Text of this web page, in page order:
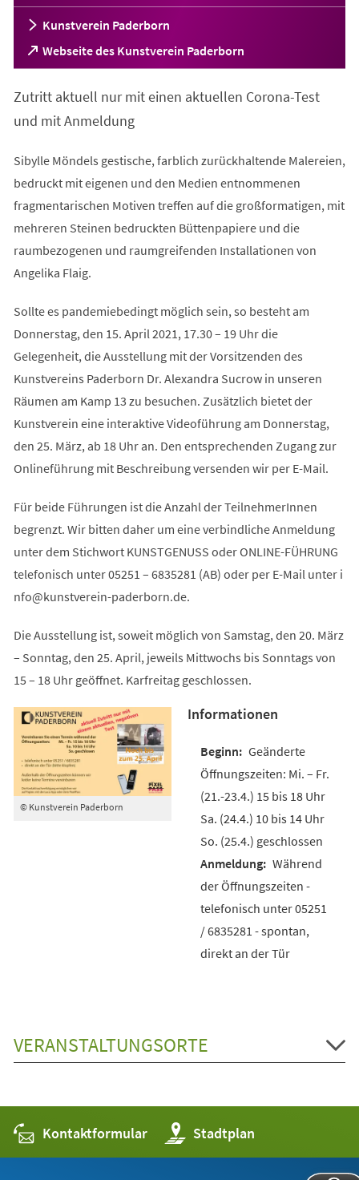
Kunstverein Paderborn
Webseite des Kunstverein Paderborn
(Öffnet
in
neuen
Tab)
Zutritt aktuell nur mit einen aktuellen Corona-Test
und mit Anmeldung
Sibylle Möndels gestische, farblich zurückhaltende Malereien,
bedruckt mit eigenen und den Medien entnommenen
fragmentarischen Motiven treffen auf die großformatigen, mit
mehreren Steinen bedruckten Büttenpapiere und die
raumbezogenen und raumgreifenden Installationen von
Angelika Flaig.
Sollte es pandemiebedingt möglich sein, so besteht am
Donnerstag, den 15. April 2021, 17.30 – 19 Uhr die
Gelegenheit, die Ausstellung mit der Vorsitzenden des
Kunstvereins Paderborn Dr. Alexandra Sucrow in unseren
Räumen am Kamp 13 zu besuchen. Zusätzlich bietet der
Kunstverein eine interaktive Videoführung am Donnerstag,
den 25. März, ab 18 Uhr an. Den entsprechenden Zugang zur
Onlineführung mit Beschreibung versenden wir per E-Mail.
Für beide Führungen ist die Anzahl der TeilnehmerInnen
begrenzt. Wir bitten daher um eine verbindliche Anmeldung
unter dem Stichwort KUNSTGENUSS oder ONLINE-FÜHRUNG
telefonisch unter 05251 – 6835281 (AB) oder per E-Mail unter i
nfo
kunstverein-paderborn de.
Die Ausstellung ist, soweit möglich von Samstag, den 20. März
– Sonntag, den 25. April, jeweils Mittwochs bis Sonntags von
15 – 18 Uhr geöffnet. Karfreitag geschlossen.
© Kunstverein Paderborn
Informationen
Geänderte
Öffnungszeiten: Mi. – Fr.
(21.-23.4.) 15 bis 18 Uhr
Sa. (24.4.) 10 bis 14 Uhr
So. (25.4.) geschlossen
Während
der Öffnungszeiten -
telefonisch unter 05251
/ 6835281 - spontan,
direkt an der Tür
VERANSTALTUNGSORTE
Kontaktformular Stadtplan
(Öffnet
in
einem